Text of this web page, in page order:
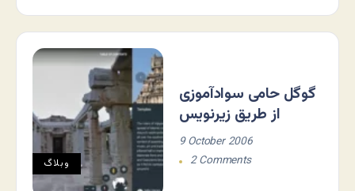
وبلاگ
گوگل حامی سوادآموزی
از طریق زیرنویس
9 October 2006
2 Comments